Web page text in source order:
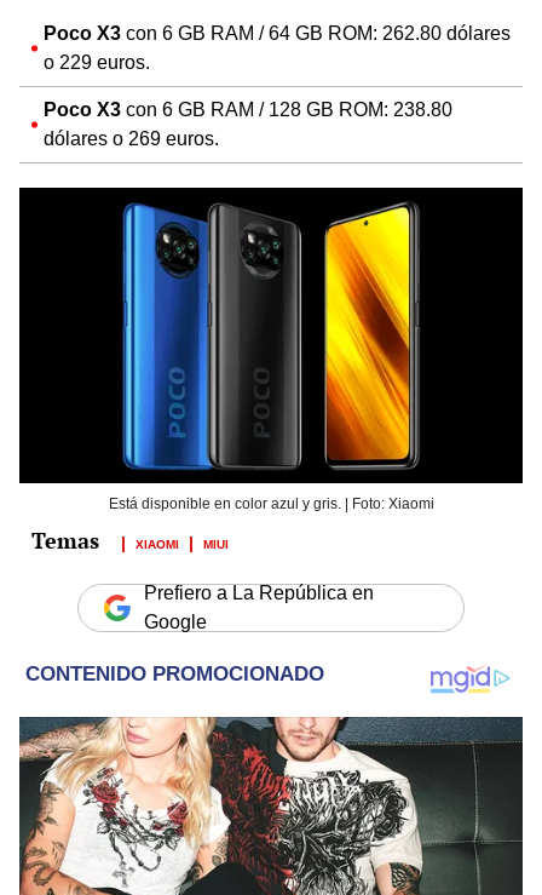
Poco X3 con 6 GB RAM / 64 GB ROM: 262.80 dólares
o 229 euros.
Poco X3 con 6 GB RAM / 128 GB ROM: 238.80
dólares o 269 euros.
Está disponible en color azul y gris. | Foto: Xiaomi
XIAOMI MIUI
Prefiero a La República en
Google